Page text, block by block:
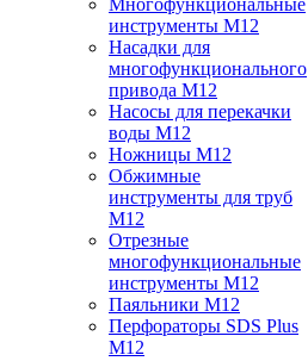
Многофункциональные
инструменты M12
Насадки для
многофункционального
привода M12
Насосы для перекачки
воды M12
Ножницы M12
Обжимные
инструменты для труб
M12
Отрезные
многофункциональные
инструменты M12
Паяльники M12
Перфораторы SDS Plus
M12